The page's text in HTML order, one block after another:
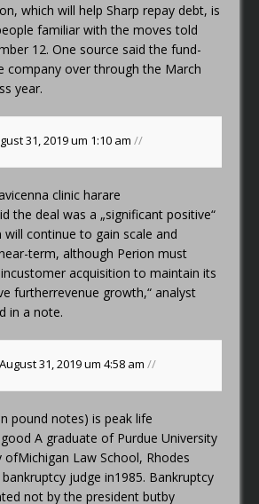
which will help Sharp repay debt, is
familiar with the moves told
12. One source said the fund-
company over through the March
year.
31, 2019 um 1:10 am//
clinic harare
the deal was a „significant positive“
will continue to gain scale and
term, although Perion must
acquisition to maintain its
furtherrevenue growth,“ analyst
in a note.
August 31, 2019 um 4:58 am//
pound notes)is peak life
A graduate of Purdue University
ofMichigan Law School, Rhodes
judge in1985. Bankruptcy
not by the president butby